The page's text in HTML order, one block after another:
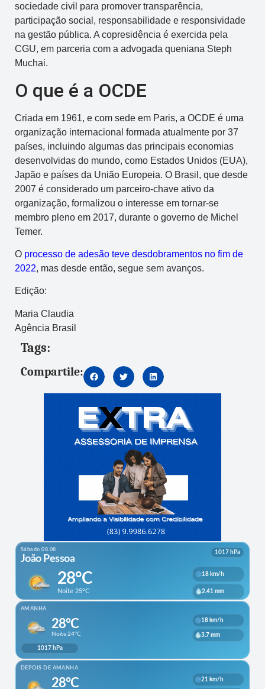
sociedade civil para promover transparência,
participação social, responsabilidade e responsividade
na gestão pública. A copresidência é exercida pela
CGU, em parceria com a advogada queniana Steph
Muchai.
O que é a OCDE
Criada em 1961, e com sede em Paris, a OCDE é uma
organização internacional formada atualmente por 37
países, incluindo algumas das principais economias
desenvolvidas do mundo, como Estados Unidos (EUA),
Japão e países da União Europeia. O Brasil, que desde
2007 é considerado um parceiro-chave ativo da
organização, formalizou o interesse em tornar-se
membro pleno em 2017, durante o governo de Michel
Temer.
O processo de adesão teve desdobramentos no fim de
2022, mas desde então, segue sem avanços.
Edição:
Maria Claudia
Agência Brasil
Tags:
Compartile: